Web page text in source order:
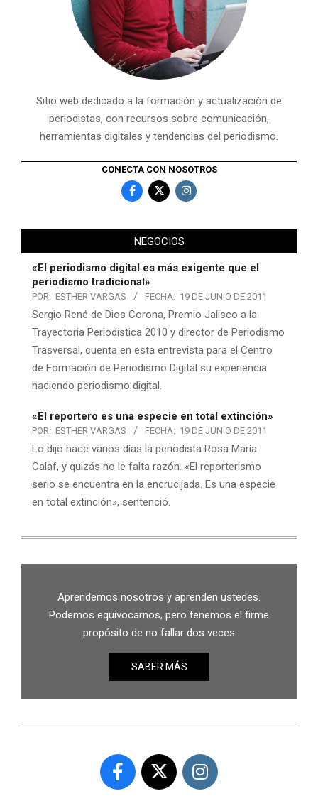
Sitio web dedicado a la formación y actualización de
periodistas, con recursos sobre comunicación,
herramientas digitales y tendencias del periodismo.
CONECTA CON NOSOTROS
NEGOCIOS
«El periodismo digital es más exigente que el
periodismo tradicional»
POR: ESTHER VARGAS FECHA: 19 DE JUNIO DE 2011
Sergio René de Dios Corona, Premio Jalisco a la
Trayectoria Periodística 2010 y director de Periodismo
Trasversal, cuenta en esta entrevista para el Centro
de Formación de Periodismo Digital su experiencia
haciendo periodismo digital.
«El reportero es una especie en total extinción»
POR: ESTHER VARGAS FECHA: 19 DE JUNIO DE 2011
Lo dijo hace varios días la periodista Rosa María
Calaf, y quizás no le falta razón. «El reporterismo
serio se encuentra en la encrucijada. Es una especie
en total extinción», sentenció.
Aprendemos nosotros y aprenden ustedes.
Podemos equivocarnos, pero tenemos el firme
propósito de no fallar dos veces
SABER MÁS